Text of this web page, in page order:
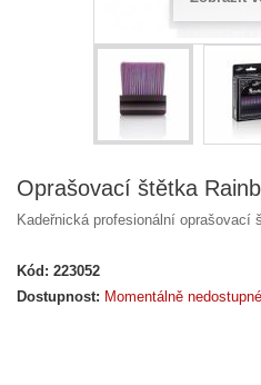
Oprašovací štětka
Kadeřnická profesionální oprašovací
Kód: 223052
Dostupnost: Momentálně nedostupné